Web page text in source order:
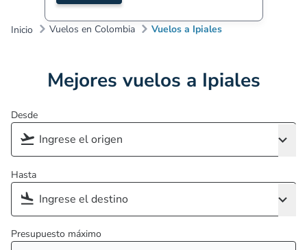
Inicio Vuelos en Colombia Vuelos a Ipiales
Mejores vuelos a Ipiales
Desde
Hasta
Presupuesto máximo